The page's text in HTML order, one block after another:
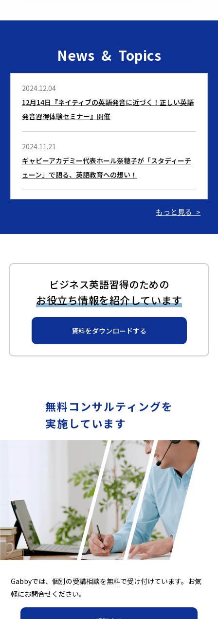
News & Topics
2024.12.04
12月14日『ネイティブの英語発音に近づく！正しい英語
発音習得体験セミナー』開催
2024.11.21
ギャビーアカデミー代表ホール奈穂子が「スタディーチ
ェーン」で語る、英語教育への想い！
【期間限定：英語速習コース】アプリのみのセルフラー
ニングコースを特別価格で提供
2023.06.15
2023.06.14
ギャビーアカデミーが「ZDNET Japan」で紹介されまし
もっと見る >
ビジネス英語習得のための
お役立ち情報を紹介しています
資料をダウンロードする
無料コンサルティングを
実施しています
Gabbyでは、個別の受講相談を無料で受け付けています。お気
軽にお問合せください。